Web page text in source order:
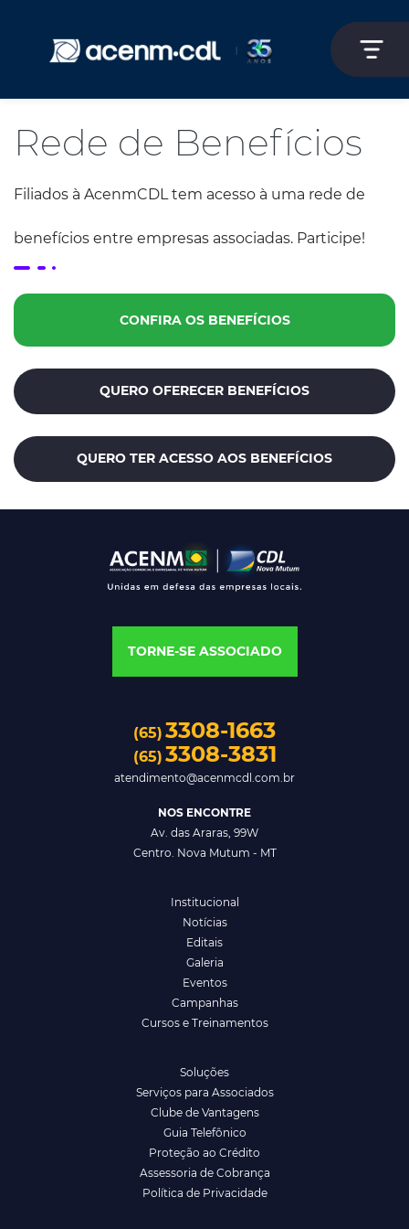
Rede de Benefícios
Filiados à AcenmCDL tem acesso à uma rede de
benefícios entre empresas associadas. Participe!
CONFIRA OS BENEFÍCIOS
QUERO OFERECER BENEFÍCIOS
QUERO TER ACESSO AOS BENEFÍCIOS
TORNE-SE ASSOCIADO
(65) 3308-1663
(65) 3308-3831
atendimento@acenmcdl.com.br
NOS ENCONTRE
Av. das Araras, 99W
Centro. Nova Mutum - MT
Institucional
Notícias
Editais
Galeria
Eventos
Campanhas
Cursos e Treinamentos
Soluções
Serviços para Associados
Clube de Vantagens
Guia Telefônico
Proteção ao Crédito
Assessoria de Cobrança
Política de Privacidade